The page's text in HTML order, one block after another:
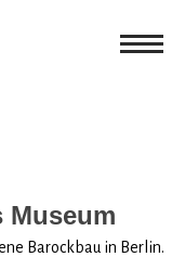
Museum
Barockbau in Berlin.